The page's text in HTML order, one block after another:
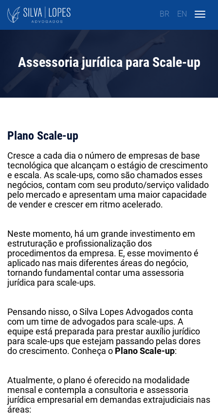
BR EN
Assessoria jurídica para Scale-up
Plano Scale-up
Cresce a cada dia o número de empresas de base
tecnológica que alcançam o estágio de crescimento
e escala. As scale-ups, como são chamados esses
negócios, contam com seu produto/serviço validado
pelo mercado e apresentam uma maior capacidade
de vender e crescer em ritmo acelerado.
Neste momento, há um grande investimento em
estruturação e profissionalização dos
procedimentos da empresa. E, esse movimento é
aplicado nas mais diferentes áreas do negócio,
tornando fundamental contar uma assessoria
jurídica para scale-ups.
Pensando nisso, o Silva Lopes Advogados conta
com um time de advogados para scale-ups. A
equipe está preparada para prestar auxílio jurídico
para scale-ups que estejam passando pelas dores
do crescimento. Conheça o Plano Scale-up:
Atualmente, o plano é oferecido na modalidade
mensal e contempla a consultoria e assessoria
jurídica empresarial em demandas extrajudiciais nas
áreas: